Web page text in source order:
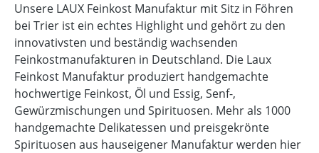
Unsere LAUX Feinkost Manufaktur mit Sitz in Föhren
bei Trier ist ein echtes Highlight und gehört zu den
innovativsten und beständig wachsenden
Feinkostmanufakturen in Deutschland. Die Laux
Feinkost Manufaktur produziert handgemachte
hochwertige Feinkost, Öl und Essig, Senf-,
Gewürzmischungen und Spirituosen. Mehr als 1000
handgemachte Delikatessen und preisgekrönte
Spirituosen aus hauseigener Manufaktur werden hier